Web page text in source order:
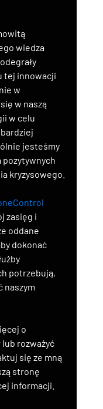
wiedza
tej innowacji
w
w naszą
w celu
jesteśmy
pozytywnych
kryzysowego.
zasięg i
oddane
dokonać
potrzebują,
naszym
o
rozważyć
się ze mną
stronę
informacji.